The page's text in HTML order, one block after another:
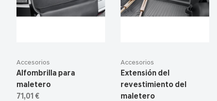
Accesorios
Alfombrilla para
maletero
71,01 €
Accesorios
Extensión del
revestimiento del
maletero